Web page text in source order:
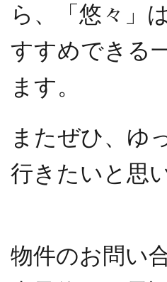
ら、「悠々」
すすめできる
ます。
またぜひ、ゆ
行きたいと思
物件のお問い